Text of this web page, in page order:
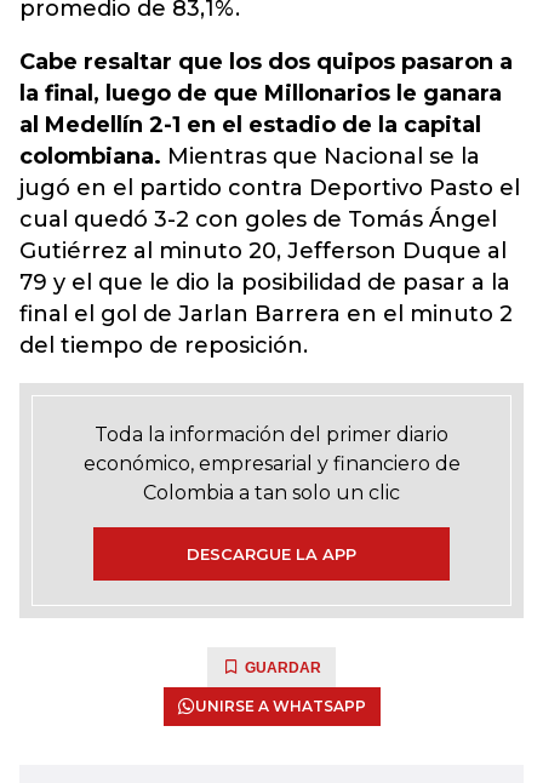
promedio de 83,1%.
Cabe resaltar que los dos quipos pasaron a
la final, luego de que Millonarios le ganara
al Medellín 2-1 en el estadio de la capital
colombiana. Mientras que Nacional se la
jugó en el partido contra Deportivo Pasto el
cual quedó 3-2 con goles de Tomás Ángel
Gutiérrez al minuto 20, Jefferson Duque al
79 y el que le dio la posibilidad de pasar a la
final el gol de Jarlan Barrera en el minuto 2
del tiempo de reposición.
Toda la información del primer diario
económico, empresarial y financiero de
Colombia a tan solo un clic
DESCARGUE LA APP
GUARDAR
UNIRSE A WHATSAPP